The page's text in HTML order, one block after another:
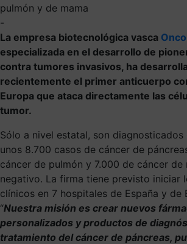
pulmón y de mama
-
La empresa biotecnológica vasca
especializada en el desarrollo de
contra tumores invasivos, ha
recientemente el primer anticuerpo
Europa que ataca directamente las
tumor.
Sólo a nivel estatal, son diagnosticados
unos 8.700 casos de cáncer de
cáncer de pulmón y 7.000 de cáncer de
negativo. La firma tiene previsto iniciar
clínicos en 7 hospitales de España y de
“Nuestra misión es crear nuevos
personalizados y productos de
tratamiento del cáncer de páncreas,